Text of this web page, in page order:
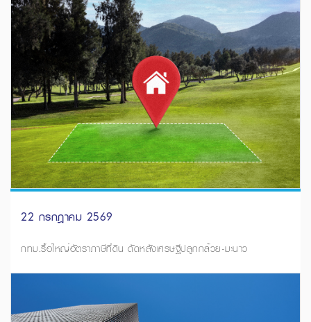
22 กรกฎาคม 2569
กทม.รื้อใหญ่อัตราภาษีที่ดิน ดัดหลังเศรษฐีปลูกกล้วย-มะนาว